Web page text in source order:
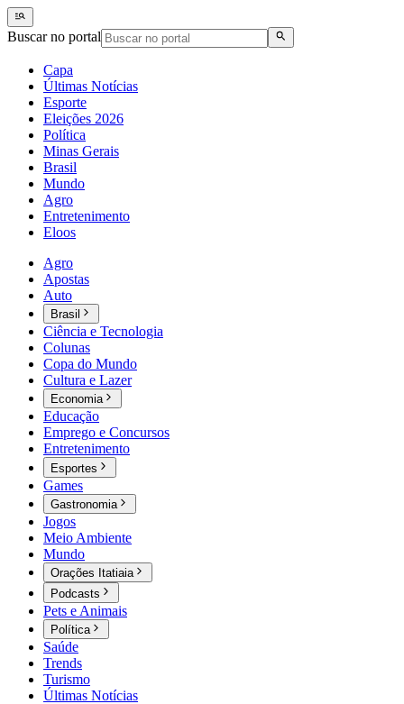
Buscar no portal
Capa
Últimas Notícias
Esporte
Eleições 2026
Política
Minas Gerais
Brasil
Mundo
Agro
Entretenimento
Eloos
Agro
Apostas
Auto
Brasil
Ciência e Tecnologia
Colunas
Copa do Mundo
Cultura e Lazer
Economia
Educação
Emprego e Concursos
Entretenimento
Esportes
Games
Gastronomia
Jogos
Meio Ambiente
Mundo
Orações Itatiaia
Podcasts
Pets e Animais
Política
Saúde
Trends
Turismo
Últimas Notícias